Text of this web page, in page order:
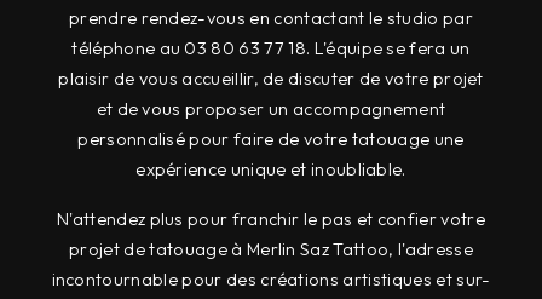
prendre rendez-vous en contactant le studio par
téléphone au 03 80 63 77 18. L'équipe se fera un
plaisir de vous accueillir, de discuter de votre projet
et de vous proposer un accompagnement
personnalisé pour faire de votre tatouage une
expérience unique et inoubliable.
N'attendez plus pour franchir le pas et confier votre
projet de tatouage à Merlin Saz Tattoo, l'adresse
incontournable pour des créations artistiques et sur-